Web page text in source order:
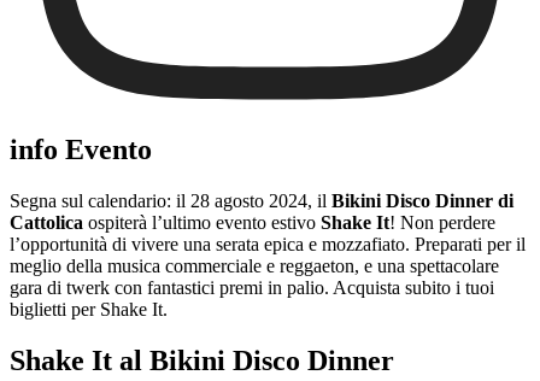
info Evento
Segna sul calendario: il 28 agosto 2024, il Bikini Disco Dinner di
Cattolica ospiterà l’ultimo evento estivo Shake It! Non perdere
l’opportunità di vivere una serata epica e mozzafiato. Preparati per il
meglio della musica commerciale e reggaeton, e una spettacolare
gara di twerk con fantastici premi in palio. Acquista subito i tuoi
biglietti per Shake It.
Shake It al Bikini Disco Dinner